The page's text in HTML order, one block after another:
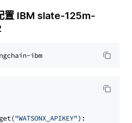
置 IBM slate-125m-
"WATSONX_APIKEY"):